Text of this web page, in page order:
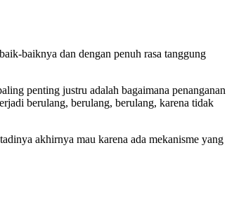
baiknya dan dengan penuh rasa tanggung
penting justru adalah bagaimana penanganan
berulang, berulang, berulang, karena tidak
akhirnya mau karena ada mekanisme yang